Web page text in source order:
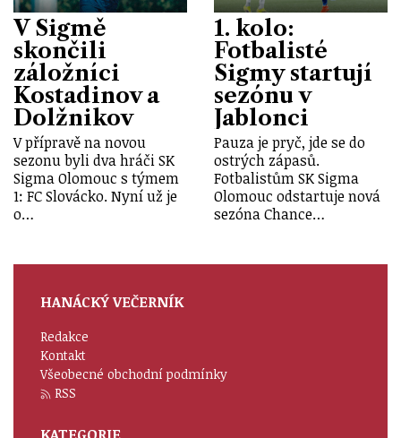
V Sigmě
skončili
záložníci
Kostadinov a
Dolžnikov
V přípravě na novou
sezonu byli dva hráči SK
Sigma Olomouc s týmem
1: FC Slovácko. Nyní už je
o…
1. kolo:
Fotbalisté
Sigmy startují
sezónu v
Jablonci
Pauza je pryč, jde se do
ostrých zápasů.
Fotbalistům SK Sigma
Olomouc odstartuje nová
sezóna Chance…
HANÁCKÝ VEČERNÍK
Redakce
Kontakt
Všeobecné obchodní podmínky
RSS